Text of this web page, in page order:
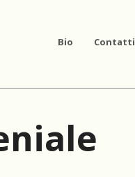
Bio Contatti